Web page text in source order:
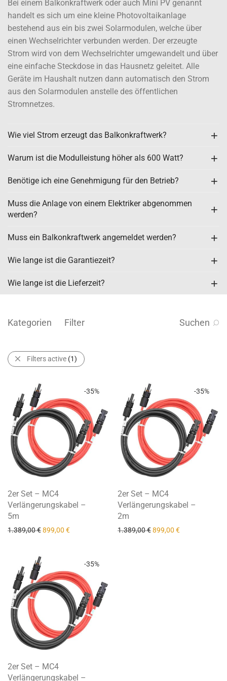
Bei einem Balkonkraftwerk oder auch Mini PV genannt
handelt es sich um eine kleine Photovoltaikanlage
bestehend aus ein bis zwei Solarmodulen, welche über
einen Wechselrichter verbunden werden. Der erzeugte
Strom wird von dem Wechselrichter umgewandelt und über
eine einfache Steckdose in das Hausnetz geleitet. Alle
Geräte im Haushalt nutzen dann automatisch den Strom
aus den Solarmodulen anstelle des öffentlichen
Stromnetzes.
Wie viel Strom erzeugt das Balkonkraftwerk?
Warum ist die Modulleistung höher als 600 Watt?
Benötige ich eine Genehmigung für den Betrieb?
Muss die Anlage von einem Elektriker abgenommen
werden?
Muss ein Balkonkraftwerk angemeldet werden?
Wie lange ist die Garantiezeit?
Wie lange ist die Lieferzeit?
Kategorien Filter Suchen
Filters active (1)
-35%
2er Set – MC4
Verlängerungskabel –
5m
1.389,00€Ursprünglicher Preis war: 1.389,00 €
899,00 €Aktueller Preis ist: 899,00 €.
-35%
2er Set – MC4
Verlängerungskabel –
2m
1.389,00€Ursprünglicher Preis
899,00 €Aktueller Preis
-35%
2er Set – MC4
Verlängerungskabel –